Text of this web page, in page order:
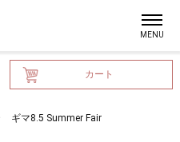
カート
ギマ8.5 Summer Fair